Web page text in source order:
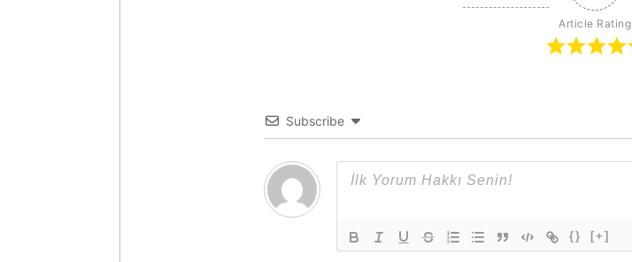
Article Rating
Subscribe
{} [+]